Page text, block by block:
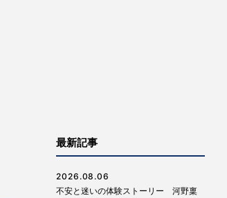
最新記事
2026.08.06
不安と迷いの体験ストーリー 河野稟